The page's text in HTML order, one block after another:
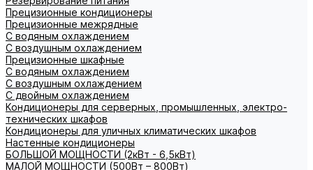
Прецизионные кондиционеры
Прецизионные межрядные
С водяным охлаждением
С воздушным охлаждением
Прецизионные шкафные
С водяным охлаждением
С воздушным охлаждением
С двойным охлаждением
Кондиционеры для серверных, промышленных, электро-
технических шкафов
Кондиционеры для уличных климатических шкафов
Настенные кондиционеры
БОЛЬШОЙ МОЩНОСТИ (2кВт - 6,5кВт)
МАЛОЙ МОЩНОСТИ (500Вт – 800Вт)